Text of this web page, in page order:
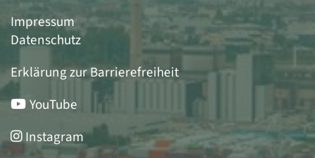
Impressum
Datenschutz
Erklärung zur Barrierefreiheit
YouTube
Instagram